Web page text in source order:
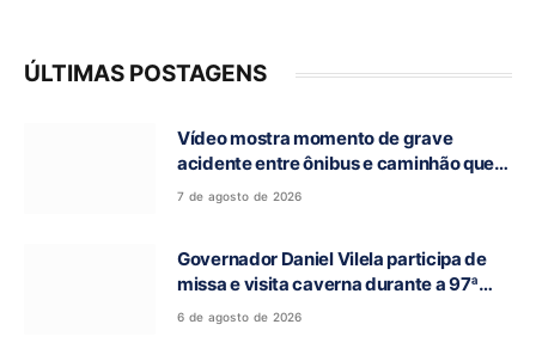
ÚLTIMAS POSTAGENS
Vídeo mostra momento de grave
acidente entre ônibus e caminhão que
deixou cinco mortos na GO-010, em
7 de agosto de 2026
Governador Daniel Vilela participa de
missa e visita caverna durante a 97ª
Romaria do Bom Jesus da Lapa de Terra
6 de agosto de 2026